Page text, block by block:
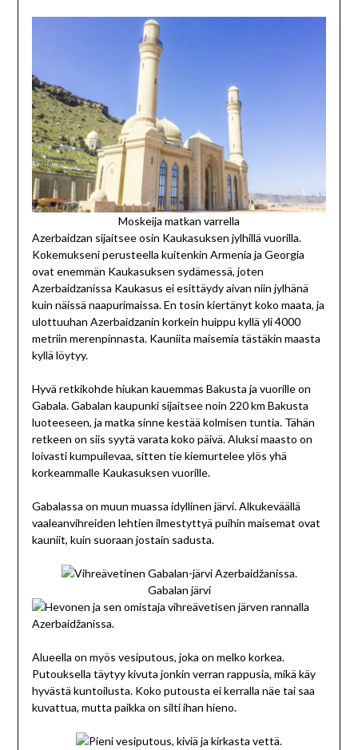
Moskeija matkan varrella
Azerbaidzan sijaitsee osin Kaukasuksen jylhillä vuorilla.
Kokemukseni perusteella kuitenkin Armenia ja Georgia
ovat enemmän Kaukasuksen sydämessä, joten
Azerbaidzanissa Kaukasus ei esittäydy aivan niin jylhänä
kuin näissä naapurimaissa. En tosin kiertänyt koko maata, ja
ulottuuhan Azerbaidzanin korkein huippu kyllä yli 4000
metriin merenpinnasta. Kauniita maisemia tästäkin maasta
kyllä löytyy.
Hyvä retkikohde hiukan kauemmas Bakusta ja vuorille on
Gabala. Gabalan kaupunki sijaitsee noin 220 km Bakusta
luoteeseen, ja matka sinne kestää kolmisen tuntia. Tähän
retkeen on siis syytä varata koko päivä. Aluksi maasto on
loivasti kumpuilevaa, sitten tie kiemurtelee ylös yhä
korkeammalle Kaukasuksen vuorille.
Gabalassa on muun muassa idyllinen järvi. Alkukeväällä
vaaleanvihreiden lehtien ilmestyttyä puihin maisemat ovat
kauniit, kuin suoraan jostain sadusta.
Gabalan järvi
Alueella on myös vesiputous, joka on melko korkea.
Putouksella täytyy kivuta jonkin verran rappusia, mikä käy
hyvästä kuntoilusta. Koko putousta ei kerralla näe tai saa
kuvattua, mutta paikka on silti ihan hieno.